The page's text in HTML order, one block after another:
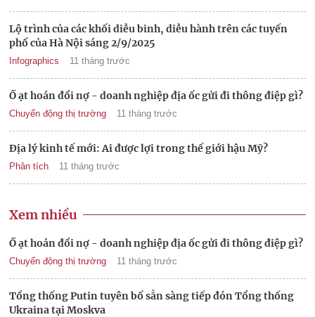
Lộ trình của các khối diễu binh, diễu hành trên các tuyến
phố của Hà Nội sáng 2/9/2025
Infographics 11 tháng trước
Ồ ạt hoán đổi nợ - doanh nghiệp địa ốc gửi đi thông điệp gì?
Chuyển động thị trường 11 tháng trước
Địa lý kinh tế mới: Ai được lợi trong thế giới hậu Mỹ?
Phân tích 11 tháng trước
Xem nhiều
Ồ ạt hoán đổi nợ - doanh nghiệp địa ốc gửi đi thông điệp gì?
Chuyển động thị trường 11 tháng trước
Tổng thống Putin tuyên bố sẵn sàng tiếp đón Tổng thống
Ukraina tại Moskva